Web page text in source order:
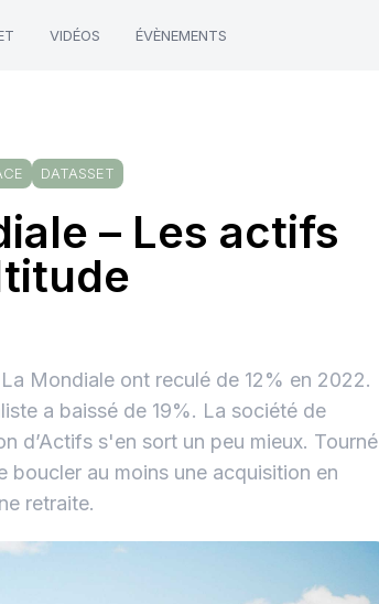
VIDÉOS ÉVÈNEMENTS
DATASSET
– Les actifs
Mondiale ont reculé de 12% en 2022.
a baissé de 19%. La société de
d’Actifs s'en sort un peu mieux. Tourné
boucler au moins une acquisition en
retraite.